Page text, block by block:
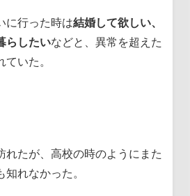
に行った時は結婚して欲しい、
らしたいなどと、異常を超えた
いた。
れたが、高校の時のようにまた
れなかった。